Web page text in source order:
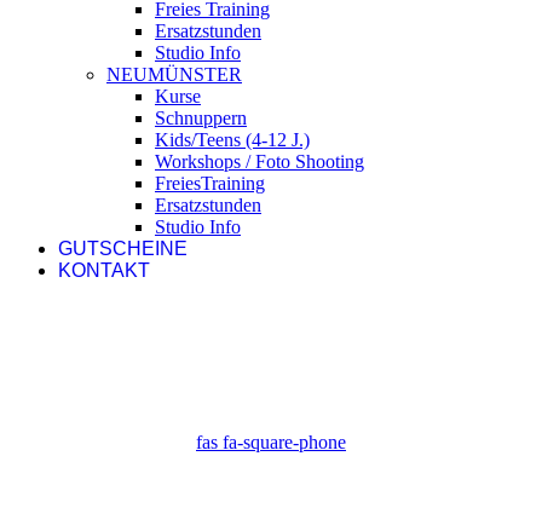
Freies Training
Ersatzstunden
Studio Info
NEUMÜNSTER
Kurse
Schnuppern
Kids/Teens (4-12 J.)
Workshops / Foto Shooting
FreiesTraining
Ersatzstunden
Studio Info
GUTSCHEINE
KONTAKT
fas fa-square-phone